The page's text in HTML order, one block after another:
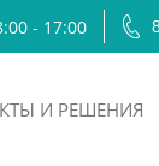
- 17:00
И РЕШЕНИЯ